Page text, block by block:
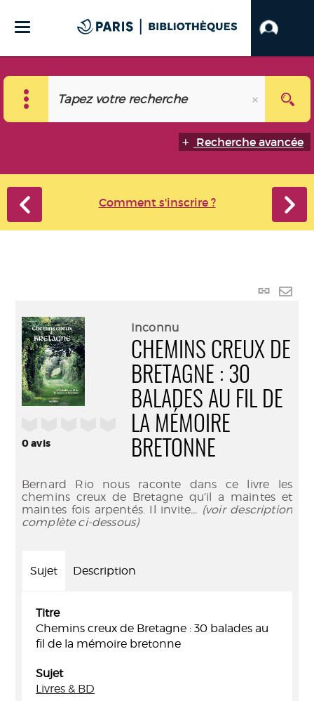
Recherche avancée
Comment s'inscrire ?
Lien
mail
0avis
Inconnu
CHEMINS CREUX DE
BRETAGNE : 30
BALADES AU FIL DE
LA MÉMOIRE
BRETONNE
Bernard Rio nous raconte dans ce livre les
chemins creux de Bretagne qu’il a maintes et
maintes fois arpentés. Il invite... (voir description
complète ci-dessous)
Sujet Description
Titre
Chemins creux de Bretagne : 30 balades au
fil de la mémoire bretonne
Sujet
Livres & BD